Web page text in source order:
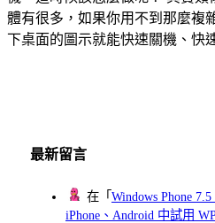
體有很多，如果你用不到那麼複
下桌面的圖示就能快速關機、快
最新留言
在「Windows Phone
iPhone、Android 中試用